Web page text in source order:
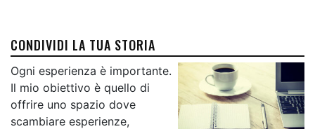
CONDIVIDI LA TUA STORIA
Ogni esperienza è importante.
Il mio obiettivo è quello di
offrire uno spazio dove
scambiare esperienze,